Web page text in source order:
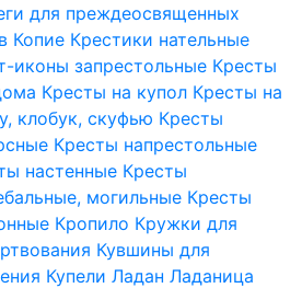
для преждеосвященных
Копие Крестики нательные
иконы запрестольные Кресты
Кресты на купол Кресты на
клобук, скуфью Кресты
Кресты напрестольные
настенные Кресты
могильные Кресты
Кропило Кружки для
Кувшины для
Купели Ладан Ладаница